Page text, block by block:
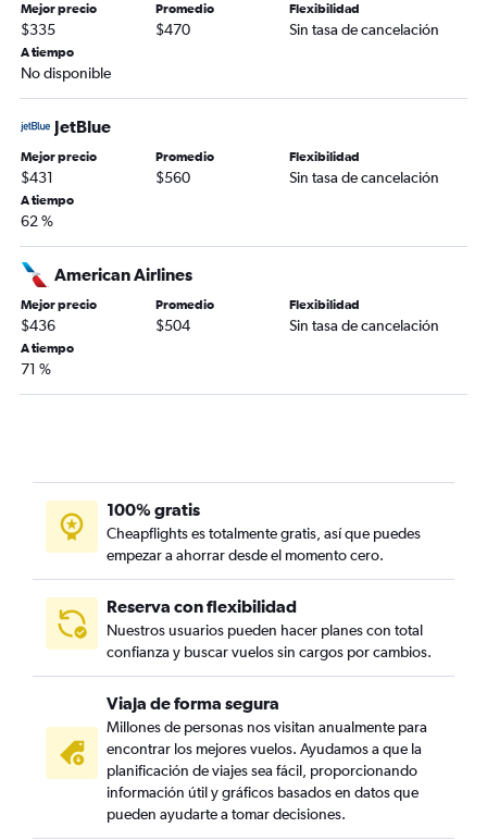
Mejor precio
$335
Promedio
$470
Flexibilidad
Sin tasa de cancelación
A tiempo
No disponible
JetBlue
Mejor precio
$431
Promedio
$560
Flexibilidad
Sin tasa de cancelación
A tiempo
62 %
American Airlines
Mejor precio
$436
Promedio
$504
Flexibilidad
Sin tasa de cancelación
A tiempo
71 %
100% gratis
Cheapflights es totalmente gratis, así que puedes
empezar a ahorrar desde el momento cero.
Reserva con flexibilidad
Nuestros usuarios pueden hacer planes con total
confianza y buscar vuelos sin cargos por cambios.
Viaja de forma segura
Millones de personas nos visitan anualmente para
encontrar los mejores vuelos. Ayudamos a que la
planificación de viajes sea fácil, proporcionando
información útil y gráficos basados en datos que
pueden ayudarte a tomar decisiones.